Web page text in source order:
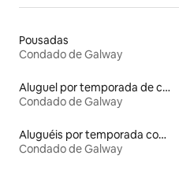
Pousadas
Condado de Galway
Aluguel por temporada de castelos
Condado de Galway
Aluguéis por temporada com banheira de hidromassagem
Condado de Galway